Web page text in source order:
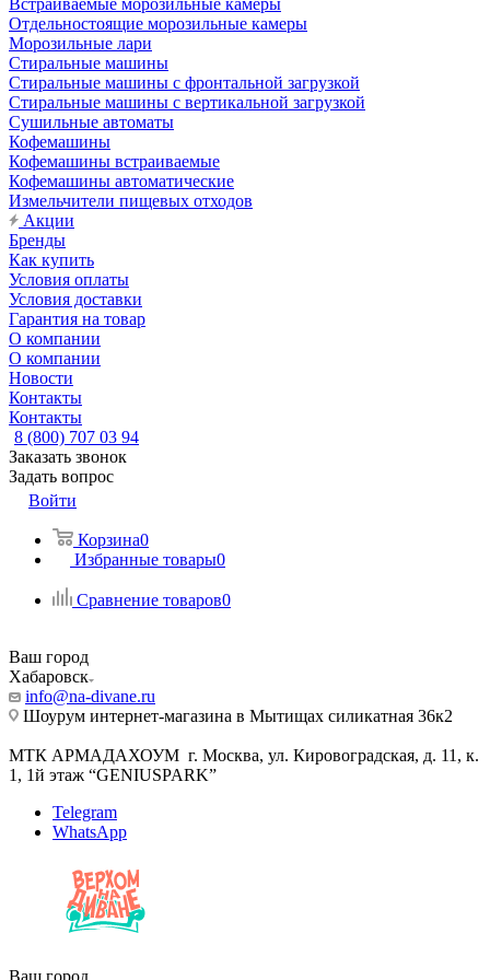
Встраиваемые морозильные камеры
Отдельностоящие морозильные камеры
Морозильные лари
Стиральные машины
Стиральные машины с фронтальной загрузкой
Стиральные машины с вертикальной загрузкой
Сушильные автоматы
Кофемашины
Кофемашины встраиваемые
Кофемашины автоматические
Измельчители пищевых отходов
Акции
Бренды
Как купить
Условия оплаты
Условия доставки
Гарантия на товар
О компании
О компании
Новости
Контакты
Контакты
8 (800) 707 03 94
Заказать звонок
Задать вопрос
Войти
Корзина0
Избранные товары0
Сравнение товаров0
Ваш город
Хабаровск
info@na-divane.ru
Шоурум интернет-магазина в Мытищах силикатная 36к2
МТК АРМАДАХОУМ г. Москва, ул. Кировоградская, д. 11, к.
1, 1й этаж “GENIUSPARK”
Telegram
WhatsApp
Ваш город